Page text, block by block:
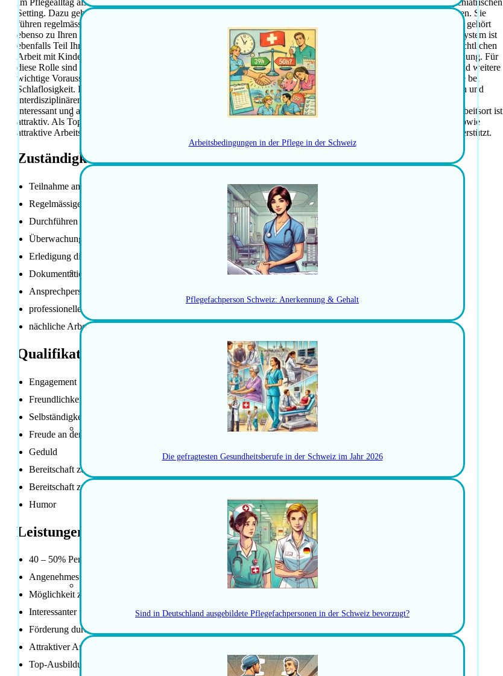
Arbeitsbedingungen in der Pflege in der Schweiz
Pflegefachperson Schweiz: Anerkennung & Gehalt
Die gefragtesten Gesundheitsberufe in der Schweiz im Jahr 2026
Sind in Deutschland ausgebildete Pflegefachpersonen in der Schweiz bevorzugt?
Setting. Dazu gehört die Teilnahme an Rapporten zwischen den Schichten sowie das Durchführen von Notfalleintritten. Sie
führen regelmässige Runden durch und gewährleisten die Patientensicherheit. Die Überwachung vom Intensivzimmer gehört
ebenso zu Ihren Aufgaben wie die Erledigung diverser Bestellungen. Die Dokumentation im klinischen Informationssystem ist
ebenfalls Teil Ihrer täglichen Routinen. Als Ansprechperson für Jugendliche mit Schlafproblemen stehen Sie in der nächtlichen
Arbeit mit Kindern und Jugendlichen zur Verfügung. Dabei leisten Sie eine professionelle milieutherapeutische Betreuung. Für
diese Rolle sind Engagement, Freundlichkeit und Selbständigkeit gefragt. Freude an der Nachtarbeit sowie Geduld sind weitere
wichtige Voraussetzungen. Sie bringen Bereitschaft zur Herstellung von Honigmilch mit und sind offen für Gespräche bei
Schlaflosigkeit. Humor ergänzt Ihr Profil. Das Pensum beträgt 40-50 %. Sie arbeiten in einem angenehmen kollegialen und
interdisziplinären Arbeitsklima. Es besteht die Möglichkeit zur Mitgestaltung auf diversen Ebenen. Der Arbeitsplatz ist
interessant und anspruchsvoll. Die Förderung durch spezifische interne Fort- und Weiterbildung wird geboten. Der Arbeitsort ist
attraktiv. Als Top-Ausbildungsbetrieb bieten wir gute Einführungsprogramme. Aussergewöhnliche Sozialleistungen sowie
attraktive Arbeitszeitformen sind ebenfalls Teil des Angebots. Die Förderung von Fort- und Weiterbildungen wird unterstützt.
Zuständigkeiten / Hauptaufgaben
Teilnahme an Rapporten zwischen den Schichten
Regelmässige Runden und Gewährleistung der Patientensicherheit
Durchführen von Notfalleintritten
Überwachung vom Intensivzimmer
Erledigung diverser Bestellungen
Dokumentation im klinischen Informationssystem
Ansprechperson für Jugendliche mit Schlafproblemen
professionelle milieutherapeutische Betreuung im psychiatrischen Setting
nächliche Arbeit mit Kindern und Jugendlichen
Qualifikationen / Anforderungen
Engagement
Freundlichkeit
Selbständigkeit
Freude an der Nachtarbeit
Geduld
Bereitschaft zur Herstellung von Honigmilch
Bereitschaft zu Gesprächen bei Schlaflosigkeit
Humor
Leistungen der Anstellung
40 – 50% Pensum
Angenehmes kollegiales und interdisziplinäres Arbeitsklima
Möglichkeit zur Mitgestaltung auf diversen Ebenen
Interessanter und anspruchsvoller Arbeitsplatz
Förderung durch spezifische interne Fort- und Weiterbildung
Attraktiver Arbeitsort
Top-Ausbildungsbetrieb